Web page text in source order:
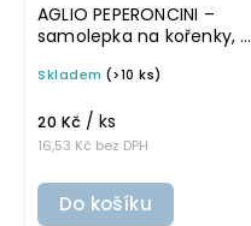
AGLIO PEPERONCINI –
samolepka na kořenky, 5
Skladem (>10 ks)
16,53 Kč bez DPH
20 Kč / ks
Do košíku